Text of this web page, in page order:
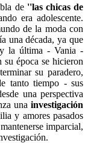
de ''las chicas de
era adolescente.
de la moda con
una década, ya que
la última - Vania -
su época se hicieron
su paradero,
tanto tiempo - sus
una perspectiva
una investigación
y amores pasados
imparcial,